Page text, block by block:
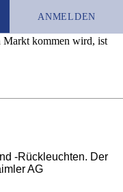
ANMELDEN
Markt kommen wird, ist
-Rückleuchten. Der
AG